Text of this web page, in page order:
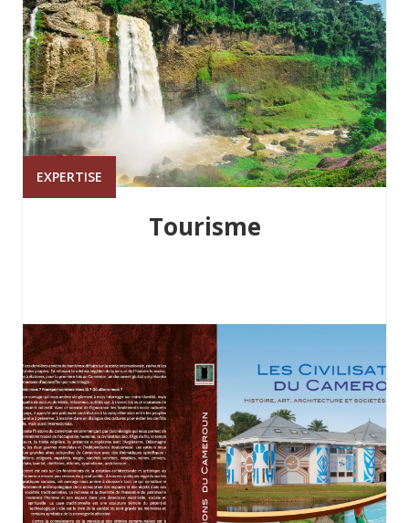
EXPERTISE
Tourisme